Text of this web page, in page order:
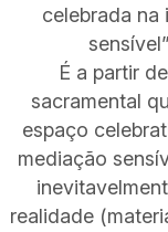
celebrada na
É a partir
sacramental
espaço
mediação
realidade